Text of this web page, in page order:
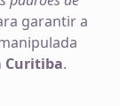
garantir a
Curitiba.